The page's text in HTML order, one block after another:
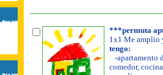
***permuta
1x1 Me amplio
tengo:
-apartamento
comedor,